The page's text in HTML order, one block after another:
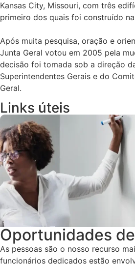
Kansas City, Missouri, com três
primeiro dos quais foi construído
Após muita pesquisa, oração e
Junta Geral votou em 2005 pela
decisão foi tomada sob a direção
Superintendentes Gerais e do
Geral.
Links úteis
Oportunidades
As pessoas são o nosso recurso
funcionários dedicados estão